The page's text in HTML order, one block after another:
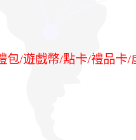
/遊戲幣/點卡/禮品卡/